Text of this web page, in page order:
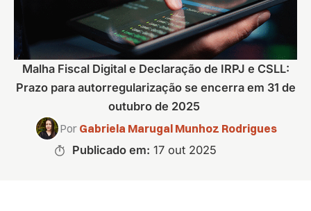
Malha Fiscal Digital e Declaração de IRPJ e CSLL:
Prazo para autorregularização se encerra em 31 de
outubro de 2025
Por Gabriela Marugal Munhoz Rodrigues
Publicado em: 17 out 2025